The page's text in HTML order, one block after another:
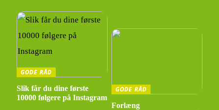
GODE RÅD
Slik får du dine første
10000 følgere på Instagram
GODE RÅD
Forlæng